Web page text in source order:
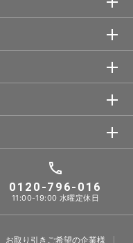
0120-796-016
11:00-19:00 水曜定休日
お取り引きご希望の企業様